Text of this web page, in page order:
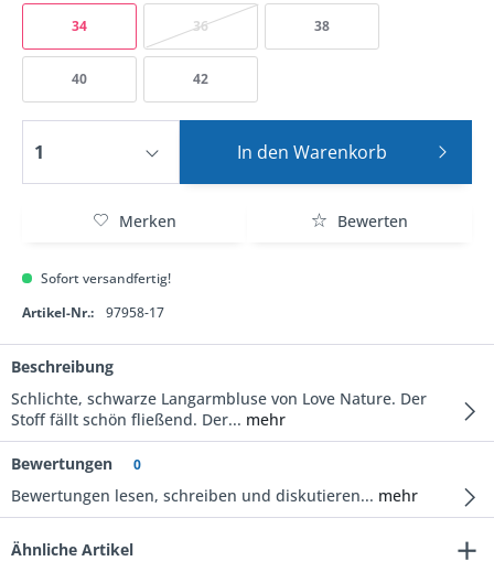
34 36 38
40 42
In den Warenkorb
Merken Bewerten
Sofort versandfertig!
Artikel-Nr.:
97958-17
Beschreibung
Schlichte, schwarze Langarmbluse von Love Nature. Der
Stoff fällt schön fließend. Der... mehr
Bewertungen 0
Bewertungen lesen, schreiben und diskutieren... mehr
Ähnliche Artikel